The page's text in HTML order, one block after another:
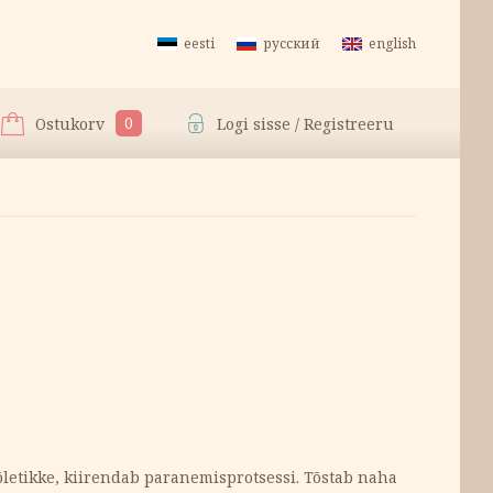
eesti русский english
Ostukorv 0 Logi sisse / Registreeru
kiirendab paranemisprotsessi. Tõstab naha